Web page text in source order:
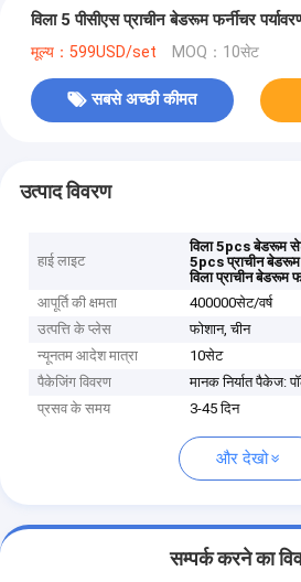
विला 5 पीसीएस प्राचीन बेडरूम फर्नीचर
मूल्य：599USD/set MOQ：10सेट
सबसे अच्छी कीमत
उत्पाद विवरण
हाई लाइट
विला 5pcs बेडरूम
5pcs प्राचीन बेडरूम
विला प्राचीन बेडरूम
आपूर्ति की क्षमता
400000सेट/वर्ष
उत्पत्ति के प्लेस
फोशान, चीन
न्यूनतम आदेश मात्रा
10सेट
पैकेजिंग विवरण
मानक निर्यात पैकेज:
प्रसव के समय
3-45 दिन
और देखो
सम्पर्क करने का